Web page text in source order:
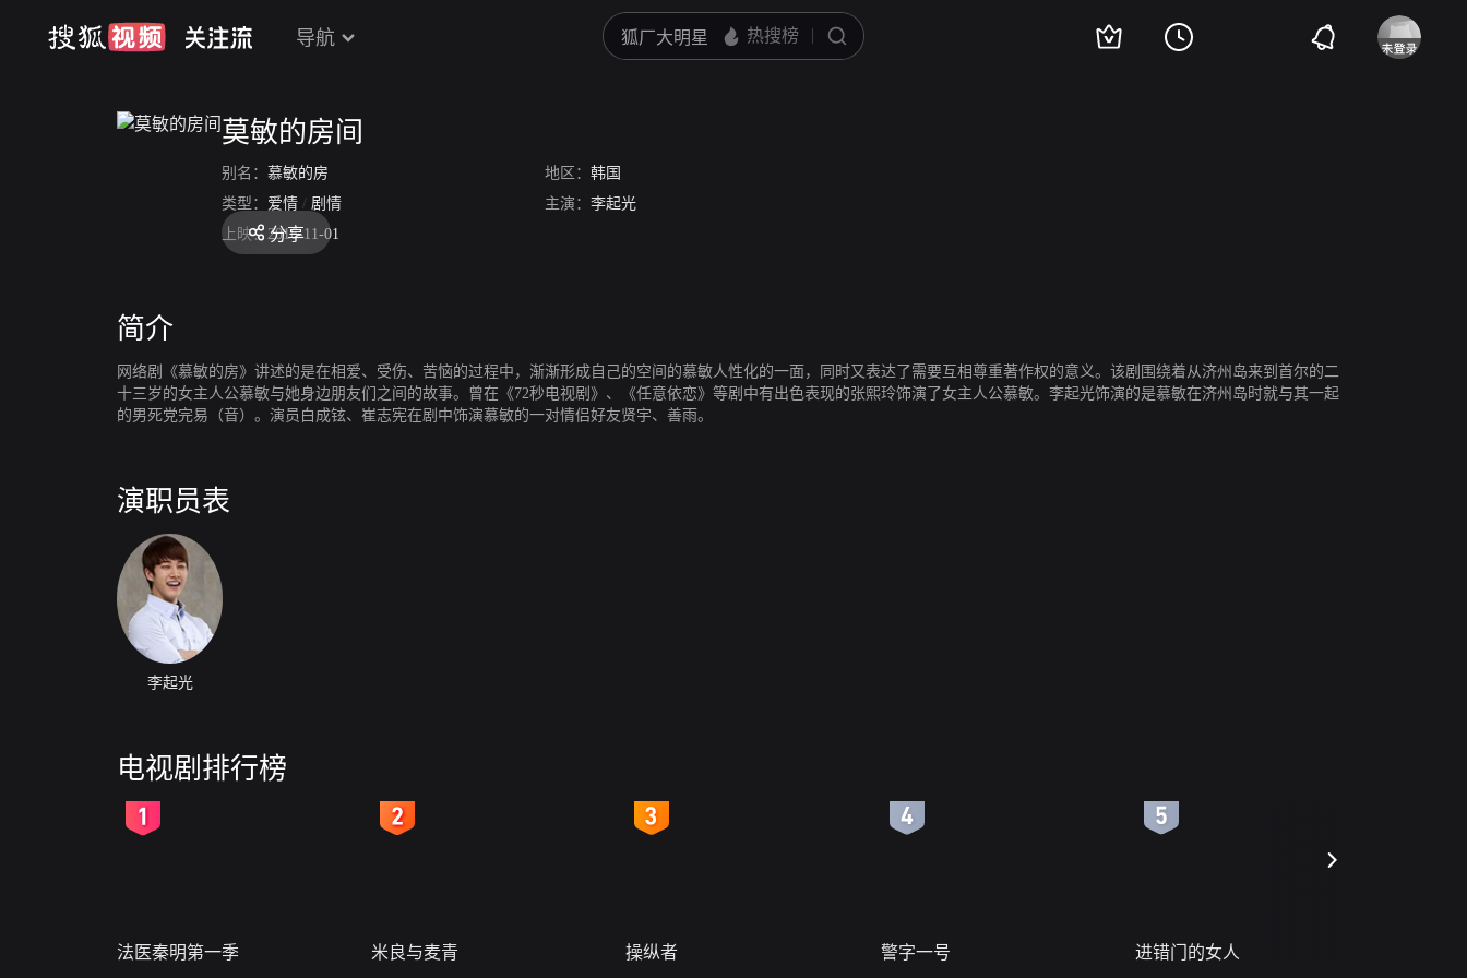
导航
莫敏的房间
别名： 慕敏的房 地区： 韩国
类型： 爱情 / 剧情 主演： 李起光
上映： 2016-11-01
分享
简介
网络剧《慕敏的房》讲述的是在相爱、受伤、苦恼的过程中，渐渐形成自己的空间的慕敏人性化的一面，同时又表达了需要互相尊重著作权的意义。该剧围绕着从济州岛来到首尔的二
十三岁的女主人公慕敏与她身边朋友们之间的故事。曾在《72秒电视剧》、《任意依恋》等剧中有出色表现的张熙玲饰演了女主人公慕敏。李起光饰演的是慕敏在济州岛时就与其一起
的男死党完易（音）。演员白成铉、崔志宪在剧中饰演慕敏的一对情侣好友贤宇、善雨。
演职员表
李起光
电视剧排行榜
法医秦明第一季 米良与麦青 操纵者 警字一号 进错门的女人